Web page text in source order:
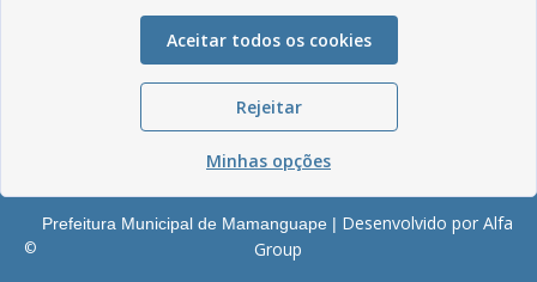
Glossário
Serviços Internos
©
Prefeitura Municipal de Mamanguape | Desenvolvido por Alfa
Group
Aceitar todos os cookies
Rejeitar
Minhas opções